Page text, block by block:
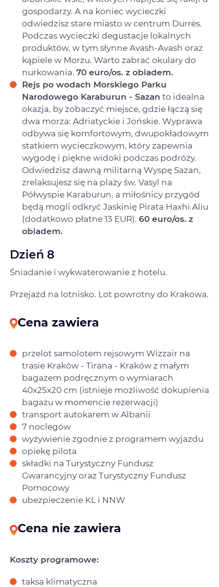
gospodarzy. A na koniec wycieczki
odwiedzisz stare miasto w centrum Durrës.
Podczas wycieczki degustacje lokalnych
produktów, w tym słynne Avash-Avash oraz
kąpiele w Morzu. Warto zabrać okulary do
nurkowania. 70 euro/os. z obiadem.
Rejs po wodach Morskiego Parku
Narodowego Karaburun - Sazan to idealna
okazja, by zobaczyć miejsce, gdzie łączą się
dwa morza: Adriatyckie i Jońskie. Wyprawa
odbywa się komfortowym, dwupokładowym
statkiem wycieczkowym, który zapewnia
wygodę i piękne widoki podczas podróży.
Odwiedzisz dawną militarną Wyspę Sazan,
zrelaksujesz się na plaży św. Vasyl na
Półwyspie Karaburun, a miłośnicy przygód
będą mogli odkryć Jaskinię Pirata Haxhi Aliu
(dodatkowo płatne 13 EUR). 60 euro/os. z
obiadem.
Dzień 8
Śniadanie i wykwaterowanie z hotelu.
Przejazd na lotnisko. Lot powrotny do Krakowa.
Cena zawiera
przelot samolotem rejsowym Wizzair na
trasie Kraków - Tirana - Kraków z małym
bagażem podręcznym o wymiarach
40x25x20 cm (istnieje możliwość dokupienia
bagażu w momencie rezerwacji)
transport autokarem w Albanii
7 noclegów
wyżywienie zgodnie z programem wyjazdu
opiekę pilota
składki na Turystyczny Fundusz
Gwarancyjny oraz Turystyczny Fundusz
Pomocowy
ubezpieczenie KL i NNW
Cena nie zawiera
Koszty programowe:
taksa klimatyczna